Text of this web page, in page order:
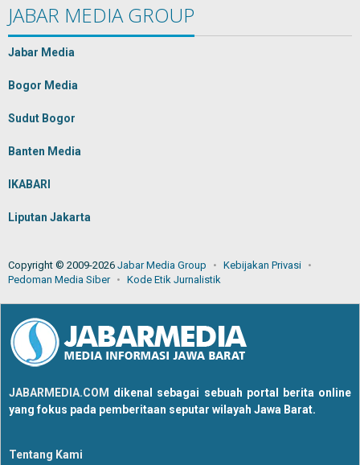
JABAR MEDIA GROUP
Jabar Media
Bogor Media
Sudut Bogor
Banten Media
IKABARI
Liputan Jakarta
Copyright © 2009-2026 Jabar Media Group
Kebijakan Privasi
Pedoman Media Siber
Kode Etik Jurnalistik
JABARMEDIA.COM dikenal sebagai sebuah portal berita online
yang fokus pada pemberitaan seputar wilayah Jawa Barat.
Tentang Kami